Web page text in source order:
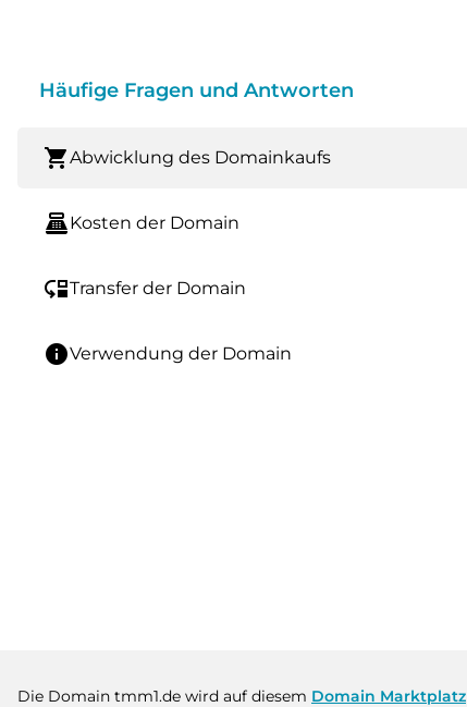
Häufige Fragen und Antworten
shopping_cartAbwicklung des Domainkaufs
point_of_saleKosten der Domain
move_downTransfer der Domain
infoVerwendung der Domain
Die Domain tmm1.de wird auf diesem Domain Marktplatz